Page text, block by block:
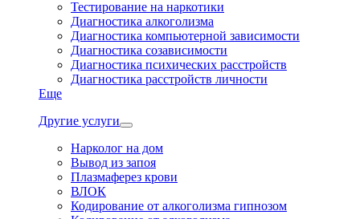
Тестирование на наркотики
Диагностика алкоголизма
Диагностика компьютерной зависимости
Диагностика созависимости
Диагностика психических расстройств
Диагностика расстройств личности
Еще
Другие услуги
Нарколог на дом
Вывод из запоя
Плазмаферез крови
ВЛОК
Кодирование от алкоголизма гипнозом